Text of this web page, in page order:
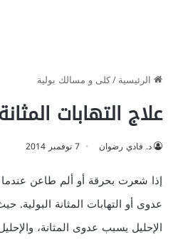
الرئيسية/كلى و مسالك بولية
علاج التهابات
د. فادي رضوان 7 نوفمبر 2014
إذا شعرت بحرقة أو ألم طاعن
عدوى أو التهابات المثانة البولية.
الإحليل يسبب عدوى المثانة،